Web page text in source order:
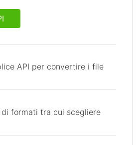
API per convertire i file
di formati tra cui scegliere